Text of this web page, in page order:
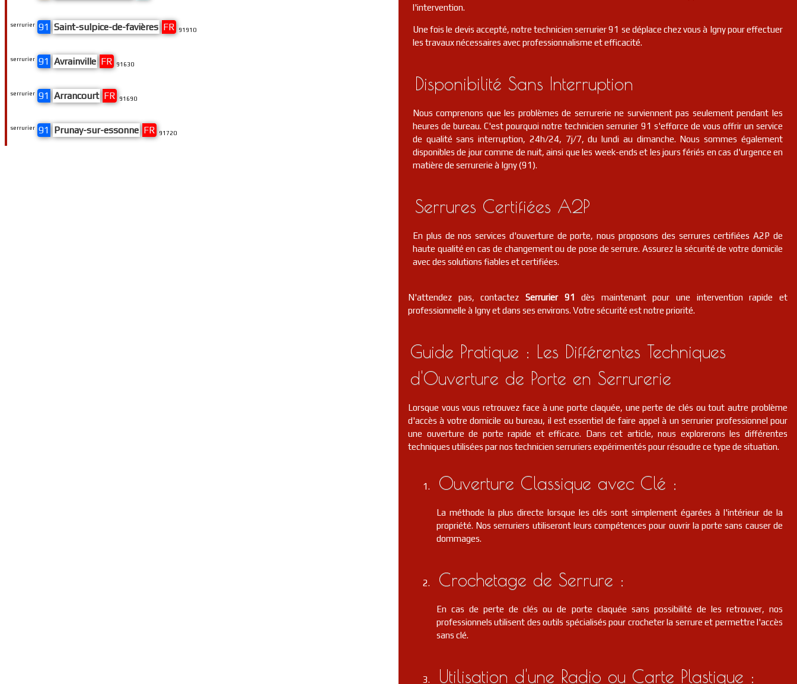
serrurier 91 Prunay-sur-essonne FR 91720
serrurier 91 Arrancourt FR 91690
serrurier 91 Avrainville FR 91630
serrurier 91 Saint-sulpice-de-favières FR 91910
l'intervention.
Une fois le devis accepté, notre technicien serrurier 91 se déplace chez vous à Igny pour effectuer
les travaux nécessaires avec professionnalisme et efficacité.
Disponibilité Sans Interruption
Nous comprenons que les problèmes de serrurerie ne surviennent pas seulement pendant les
heures de bureau. C'est pourquoi notre technicien serrurier 91 s'efforce de vous offrir un service
de qualité sans interruption, 24h/24, 7j/7, du lundi au dimanche. Nous sommes également
disponibles de jour comme de nuit, ainsi que les week-ends et les jours fériés en cas d'urgence en
matière de serrurerie à Igny (91).
Serrures Certifiées A2P
En plus de nos services d'ouverture de porte, nous proposons des serrures certifiées A2P de
haute qualité en cas de changement ou de pose de serrure. Assurez la sécurité de votre domicile
avec des solutions fiables et certifiées.
N'attendez pas, contactez Serrurier 91 dès maintenant pour une intervention rapide et
professionnelle à Igny et dans ses environs. Votre sécurité est notre priorité.
Guide Pratique : Les Différentes Techniques
d'Ouverture de Porte en Serrurerie
Lorsque vous vous retrouvez face à une porte claquée, une perte de clés ou tout autre problème
d'accès à votre domicile ou bureau, il est essentiel de faire appel à un serrurier professionnel pour
une ouverture de porte rapide et efficace. Dans cet article, nous explorerons les différentes
techniques utilisées par nos technicien serruriers expérimentés pour résoudre ce type de situation.
Ouverture Classique avec Clé :
La méthode la plus directe lorsque les clés sont simplement égarées à l'intérieur de la
propriété. Nos serruriers utiliseront leurs compétences pour ouvrir la porte sans causer de
dommages.
Crochetage de Serrure :
En cas de perte de clés ou de porte claquée sans possibilité de les retrouver, nos
professionnels utilisent des outils spécialisés pour crocheter la serrure et permettre l'accès
sans clé.
Utilisation d'une Radio ou Carte Plastique :